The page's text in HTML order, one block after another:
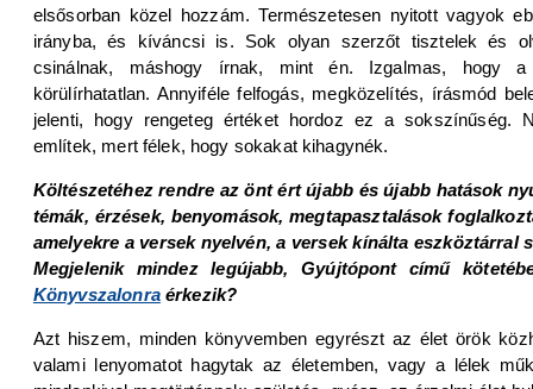
elsősorban közel hozzám. Természetesen nyitott vagyok
irányba, és kíváncsi is. Sok olyan szerzőt tisztelek és
csinálnak, máshogy írnak, mint én. Izgalmas, hogy a
körülírhatatlan. Annyiféle felfogás, megközelítés, írásmód
jelenti, hogy rengeteg értéket hordoz ez a sokszínűség.
említek, mert félek, hogy sokakat kihagynék.
Költészetéhez rendre az önt ért újabb és újabb hatások
témák, érzések, benyomások, megtapasztalások
amelyekre a versek nyelvén, a versek kínálta eszköztárral
Megjelenik mindez legújabb, Gyújtópont című
Könyvszalonraérkezik?
Azt hiszem, minden könyvemben egyrészt az élet örök
valami lenyomatot hagytak az életemben, vagy a lélek